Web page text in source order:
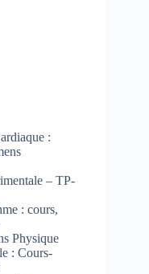
:
– TP-
: cours,
Physique
: Cours-